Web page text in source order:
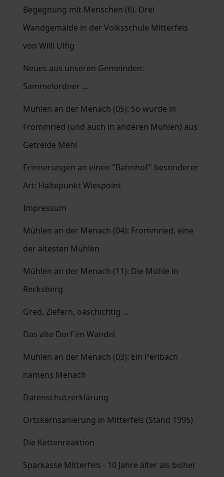
Begegnung mit Menschen (6). Drei
Wandgemälde in der Volksschule Mitterfels
von Willi Ulfig
Neues aus unseren Gemeinden:
Sammelordner ...
Mühlen an der Menach (05): So wurde in
Frommried (und auch in anderen Mühlen) aus
Getreide Mehl
Erinnerungen an einen "Bahnhof" besonderer
Art: Haltepunkt Wiespoint
Impressum
Mühlen an der Menach (04): Frommried, eine
der ältesten Mühlen
Mühlen an der Menach (11): Die Mühle in
Recksberg
Gred, Ziefern, oaschichtig ...
Das alte Dorf im Wandel
Mühlen an der Menach (03): Ein Perlbach
namens Menach
Datenschutzerklärung
Ortskernsanierung in Mitterfels (Stand 1995)
Die Kettenreaktion
Sparkasse Mitterfels - 10 Jahre älter als bisher